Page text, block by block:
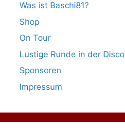
Was ist Baschi81?
Shop
On Tour
Lustige Runde in der Disco
Sponsoren
Impressum